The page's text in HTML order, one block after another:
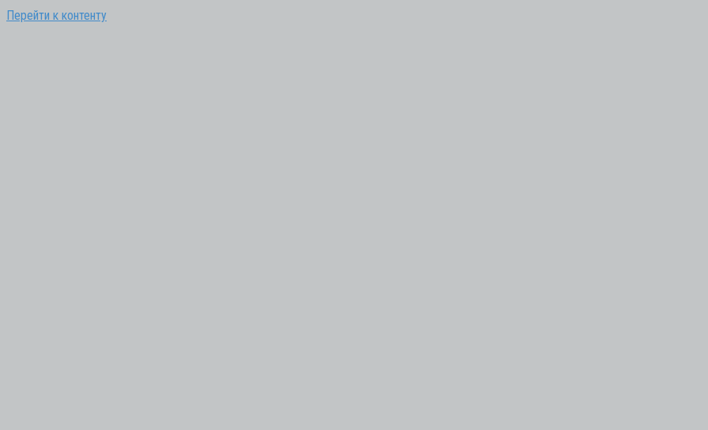
Перейти к контенту